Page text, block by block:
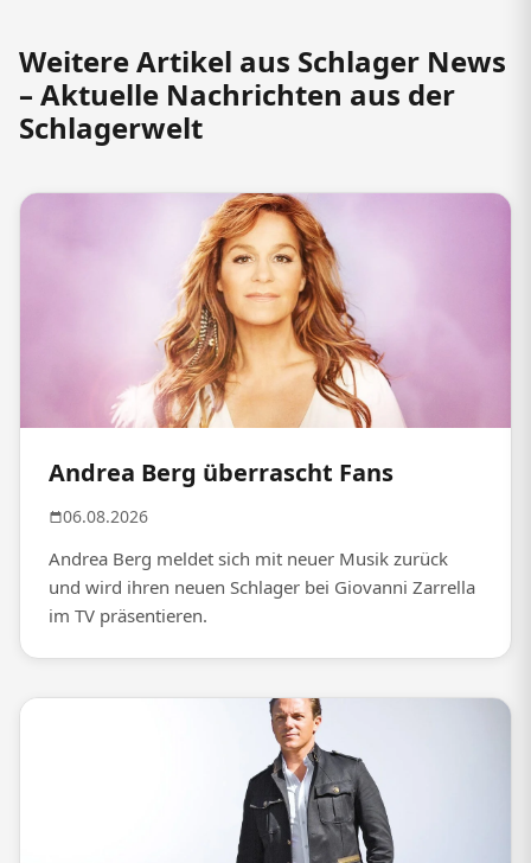
Weitere Artikel aus Schlager News
– Aktuelle Nachrichten aus der
Schlagerwelt
Andrea Berg überrascht Fans
06.08.2026
Andrea Berg meldet sich mit neuer Musik zurück
und wird ihren neuen Schlager bei Giovanni Zarrella
im TV präsentieren.